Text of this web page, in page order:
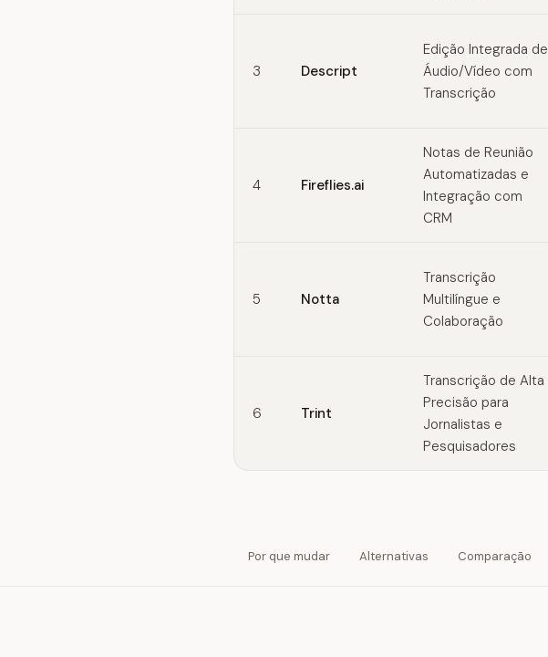
3 Descript
Edição Integrada de
Áudio/Vídeo com
Transcrição
4 Fireflies.ai
Notas de Reunião
Automatizadas e
Integração com
CRM
5 Notta
Transcrição
Multilíngue e
Colaboração
6 Trint
Transcrição de Alta
Precisão para
Jornalistas e
Pesquisadores
Por que mudar Alternativas Comparação